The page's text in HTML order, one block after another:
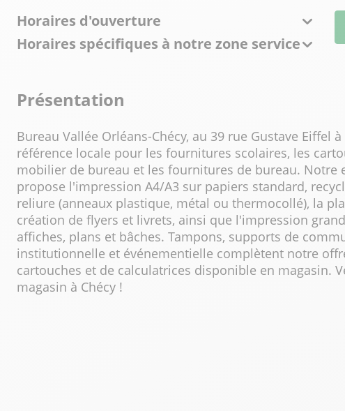
Horaires d'ouverture
Horaires spécifiques à notre zone service
Présentation
Bureau Vallée Orléans-Chécy, au 39 rue Gustave Eiffel
référence locale pour les fournitures scolaires, les
mobilier de bureau et les fournitures de bureau. Notre
propose l'impression A4/A3 sur papiers standard,
reliure (anneaux plastique, métal ou thermocollé), la
création de flyers et livrets, ainsi que l'impression
affiches, plans et bâches. Tampons, supports de
institutionnelle et événementielle complètent notre
cartouches et de calculatrices disponible en magasin.
magasin à Chécy !